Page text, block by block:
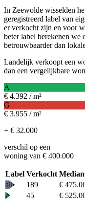
In Zeewolde wisselden
geregistreerd label van
er verkocht zijn en voor
beter label berekenen
betrouwbaarder dan
Landelijk verkoopt een
dan een vergelijkbare
A
€ 4.392 / m²
G
€ 3.955 / m²
+ € 32.000
verschil op een
woning van € 400.000
Label Verkocht
alle
189 €
A+
45 €